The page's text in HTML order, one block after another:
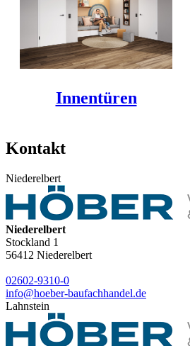
Innentüren
Kontakt
Niederelbert
Niederelbert
Stockland 1
56412 Niederelbert
02602-9310-0
info@hoeber-baufachhandel.de
Lahnstein